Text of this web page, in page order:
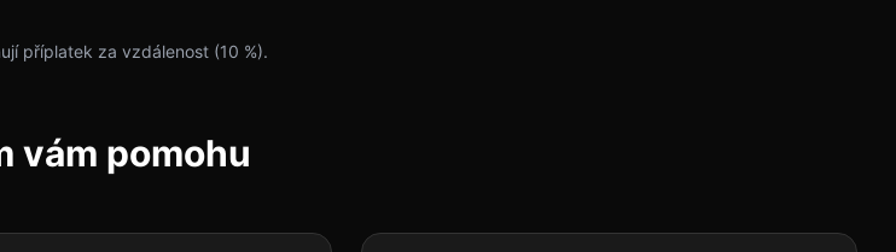
příplatek za vzdálenost (10 %).
vám pomohu